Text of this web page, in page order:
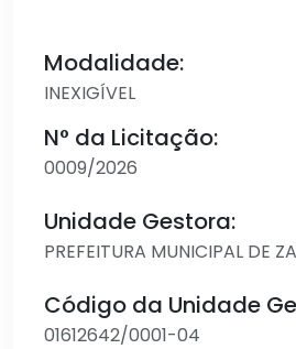
Modalidade:
INEXIGÍVEL
N° da Licitação:
0009/2026
Unidade Gestora:
PREFEITURA MUNICIPAL DE
Código da Unidade
01612642/0001-04